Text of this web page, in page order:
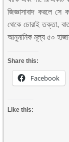
জিজ্ঞাসাবাদ করলে
থেকে চোরাই তক্তা,
আনুমানিক মূল্য ৫০
Share this:
Facebook
Like this: